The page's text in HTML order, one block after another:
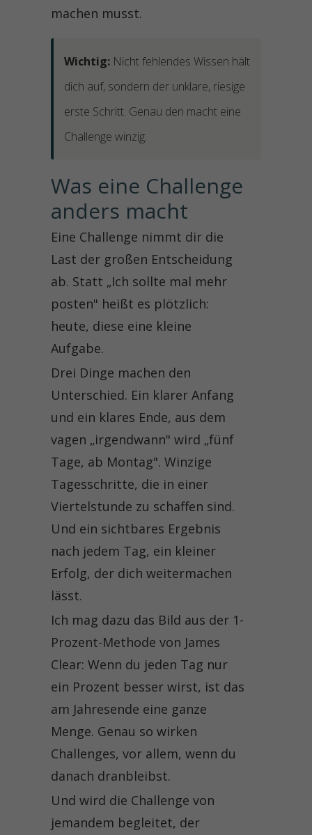
machen musst.
Wichtig: Nicht fehlendes Wissen hält
dich auf, sondern der unklare, riesige
erste Schritt. Genau den macht eine
Challenge winzig.
Was eine Challenge
anders macht
Eine Challenge nimmt dir die
Last der großen Entscheidung
ab. Statt „Ich sollte mal mehr
posten" heißt es plötzlich:
heute, diese eine kleine
Aufgabe.
Drei Dinge machen den
Unterschied. Ein klarer Anfang
und ein klares Ende, aus dem
vagen „irgendwann" wird „fünf
Tage, ab Montag". Winzige
Tagesschritte, die in einer
Viertelstunde zu schaffen sind.
Und ein sichtbares Ergebnis
nach jedem Tag, ein kleiner
Erfolg, der dich weitermachen
lässt.
Ich mag dazu das Bild aus der 1-
Prozent-Methode von James
Clear: Wenn du jeden Tag nur
ein Prozent besser wirst, ist das
am Jahresende eine ganze
Menge. Genau so wirken
Challenges, vor allem, wenn du
danach dranbleibst.
Und wird die Challenge von
jemandem begleitet, der